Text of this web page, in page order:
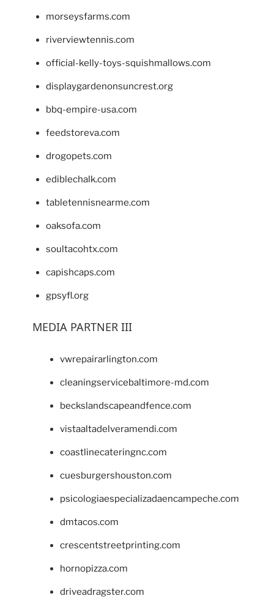
morseysfarms.com
riverviewtennis.com
official-kelly-toys-squishmallows.com
displaygardenonsuncrest.org
bbq-empire-usa.com
feedstoreva.com
drogopets.com
ediblechalk.com
tabletennisnearme.com
oaksofa.com
soultacohtx.com
capishcaps.com
gpsyfl.org
MEDIA PARTNER III
vwrepairarlington.com
cleaningservicebaltimore-md.com
beckslandscapeandfence.com
vistaaltadelveramendi.com
coastlinecateringnc.com
cuesburgershouston.com
psicologiaespecializadaencampeche.com
dmtacos.com
crescentstreetprinting.com
hornopizza.com
driveadragster.com